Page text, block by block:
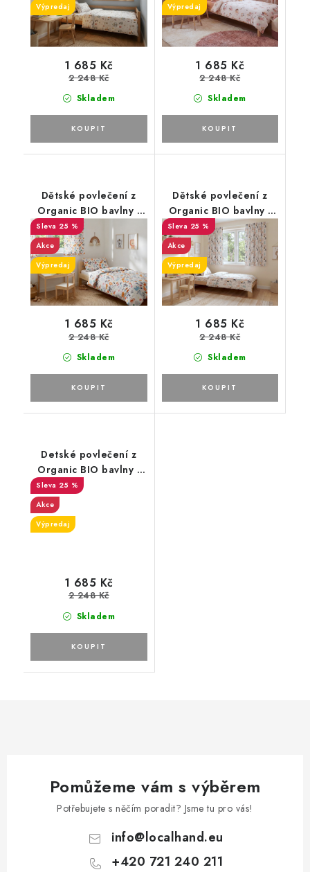
Výpredaj
Skladem
1 685 Kč
2 248 Kč
Výpredaj
Skladem
1 685 Kč
2 248 Kč
Dětské povlečení z
Organic BIO bavlny -
Children's 13
25 %
Akce
Výpredaj
Skladem
1 685 Kč
2 248 Kč
Dětské povlečení z
Organic BIO bavlny -
Children's 15
25 %
Akce
Výpredaj
Skladem
1 685 Kč
2 248 Kč
Detské povlečení z
Organic BIO bavlny -
Children's 23
25 %
Akce
Výpredaj
Skladem
1 685 Kč
2 248 Kč
Pomůžeme vám s výběrem
Potřebujete s něčím poradit? Jsme tu pro vás!
info@localhand.eu
+420 721 240 211